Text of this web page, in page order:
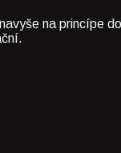
na princípe